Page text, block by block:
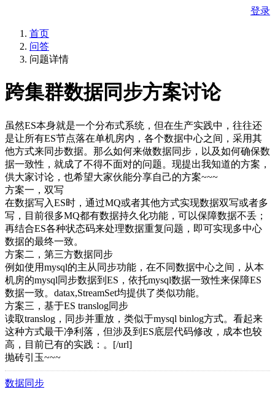
登录
首页
问答
问题详情
跨集群数据同步方案讨论
虽然ES本身就是一个分布式系统，但在生产实践中，往往还
是让所有ES节点落在单机房内，各个数据中心之间，采用其
他方式来同步数据。那么如何来做数据同步，以及如何确保数
据一致性，就成了不得不面对的问题。现提出我知道的方案，
供大家讨论，也希望大家伙能分享自己的方案~~~
方案一，双写
在数据写入ES时，通过MQ或者其他方式实现数据双写或者多
写，目前很多MQ都有数据持久化功能，可以保障数据不丢；
再结合ES各种状态码来处理数据重复问题，即可实现多中心
数据的最终一致。
方案二，第三方数据同步
例如使用mysql的主从同步功能，在不同数据中心之间，从本
机房的mysql同步数据到ES，依托mysql数据一致性来保障ES
数据一致。datax,StreamSet均提供了类似功能。
方案三，基于ES translog同步
读取translog，同步并重放，类似于mysql binlog方式。看起来
这种方式最干净利落，但涉及到ES底层代码修改，成本也较
高，目前已有的实践：。[/url]
抛砖引玉~~~
数据同步